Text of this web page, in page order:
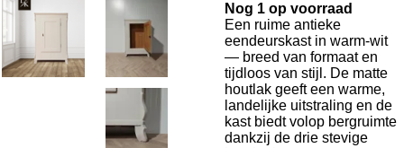
Nog 1 op voorraad
Een ruime antieke
eendeurskast in warm-wit
— breed van formaat en
tijdloos van stijl. De matte
houtlak geeft een warme,
landelijke uitstraling en de
kast biedt volop bergruimte
dankzij de drie stevige